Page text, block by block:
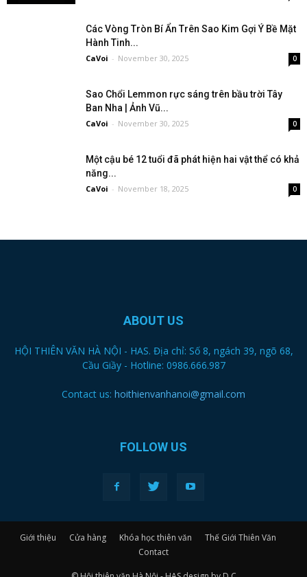
Các Vòng Tròn Bí Ẩn Trên Sao Kim Gợi Ý Bề Mặt
Hành Tinh...
CaVoi - November 30, 2025 0
Sao Chổi Lemmon rực sáng trên bầu trời Tây
Ban Nha | Ảnh Vũ...
CaVoi - November 30, 2025 0
Một cậu bé 12 tuổi đã phát hiện hai vật thể có khả
năng...
CaVoi - November 18, 2025 0
ABOUT US
HỘI THIÊN VĂN HÀ NỘI - HAS. Địa chỉ: Số 8, ngách 39, ngõ 68,
Cầu Giầy - Hotline: 0986.666.987
Contact us: hoithienvanhanoi@gmail.com
FOLLOW US
Giới thiệu Cửa hàng Khóa học thiên văn
Thế Giới Thiên Văn
Contact